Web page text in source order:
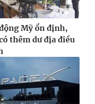
Mỹ ổn định,
thêm dư địa điều